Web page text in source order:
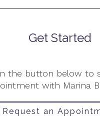
Get Started
the button below to
with Marina
Request an